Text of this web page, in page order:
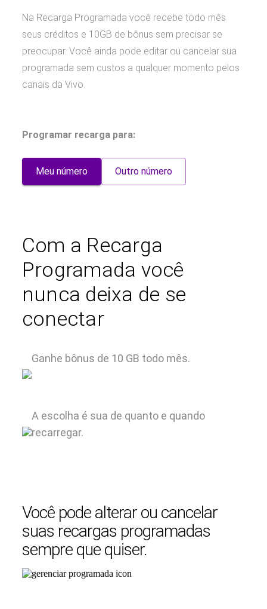
Na Recarga Programada você recebe todo mês
seus créditos e 10GB de bônus sem precisar se
preocupar. Você ainda pode editar ou cancelar sua
programada sem custos a qualquer momento pelos
canais da Vivo.
Programar recarga para:
Meu número Outro número
Com a Recarga
Programada você
nunca deixa de se
conectar
Ganhe bônus de 10 GB todo mês.
A escolha é sua de quanto e quando
recarregar.
Você pode alterar ou cancelar
suas recargas programadas
sempre que quiser.